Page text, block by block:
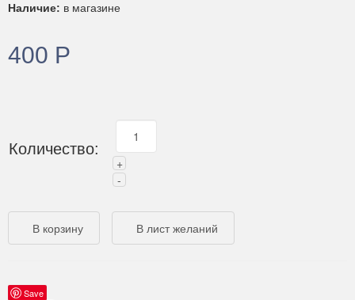
Наличие: в магазине
400 Р
Количество:
Save